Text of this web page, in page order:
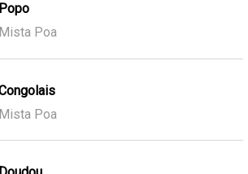
Popo
Mista Poa
Mista Poa